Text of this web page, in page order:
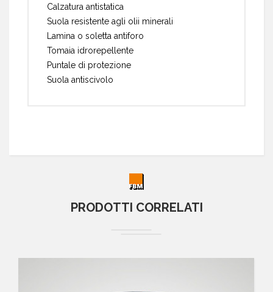
Calzatura antistatica
Suola resistente agli olii minerali
Lamina o soletta antiforo
Tomaia idrorepellente
Puntale di protezione
Suola antiscivolo
PRODOTTI CORRELATI